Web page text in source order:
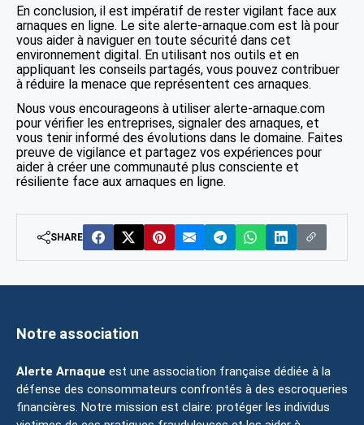
En conclusion, il est impératif de rester vigilant face aux
arnaques en ligne. Le site alerte-arnaque.com est là pour
vous aider à naviguer en toute sécurité dans cet
environnement digital. En utilisant nos outils et en
appliquant les conseils partagés, vous pouvez contribuer
à réduire la menace que représentent ces arnaques.
Nous vous encourageons à utiliser alerte-arnaque.com
pour vérifier les entreprises, signaler des arnaques, et
vous tenir informé des évolutions dans le domaine. Faites
preuve de vigilance et partagez vos expériences pour
aider à créer une communauté plus consciente et
résiliente face aux arnaques en ligne.
SHARE
Notre association
Alerte Arnaque est une association française dédiée à la
défense des consommateurs confrontés à des escroqueries
financières. Notre mission est claire: protéger les individus